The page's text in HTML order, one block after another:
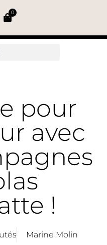
0
pour
avec
!
Marine Molin